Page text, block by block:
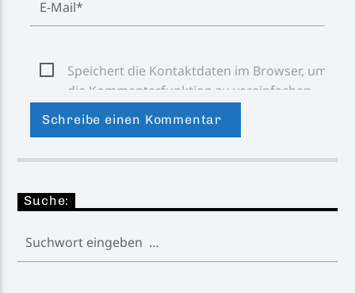
Speichert die Kontaktdaten im Browser, um
die Kommentarfunktion zu vereinfachen.
Suche: